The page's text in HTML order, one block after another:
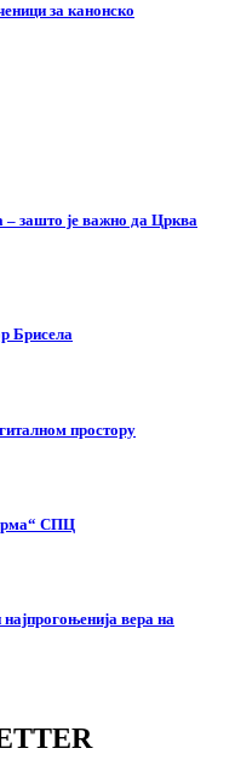
за канонско
зашто је важно да Црква
Брисела
простору
СПЦ
вера на